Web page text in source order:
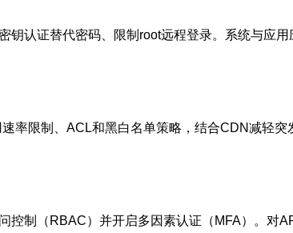
认证替代密码、限制root远程登录。系统与应
率限制、ACL和黑白名单策略，结合CDN减轻
制（RBAC）并开启多因素认证（MFA）。对